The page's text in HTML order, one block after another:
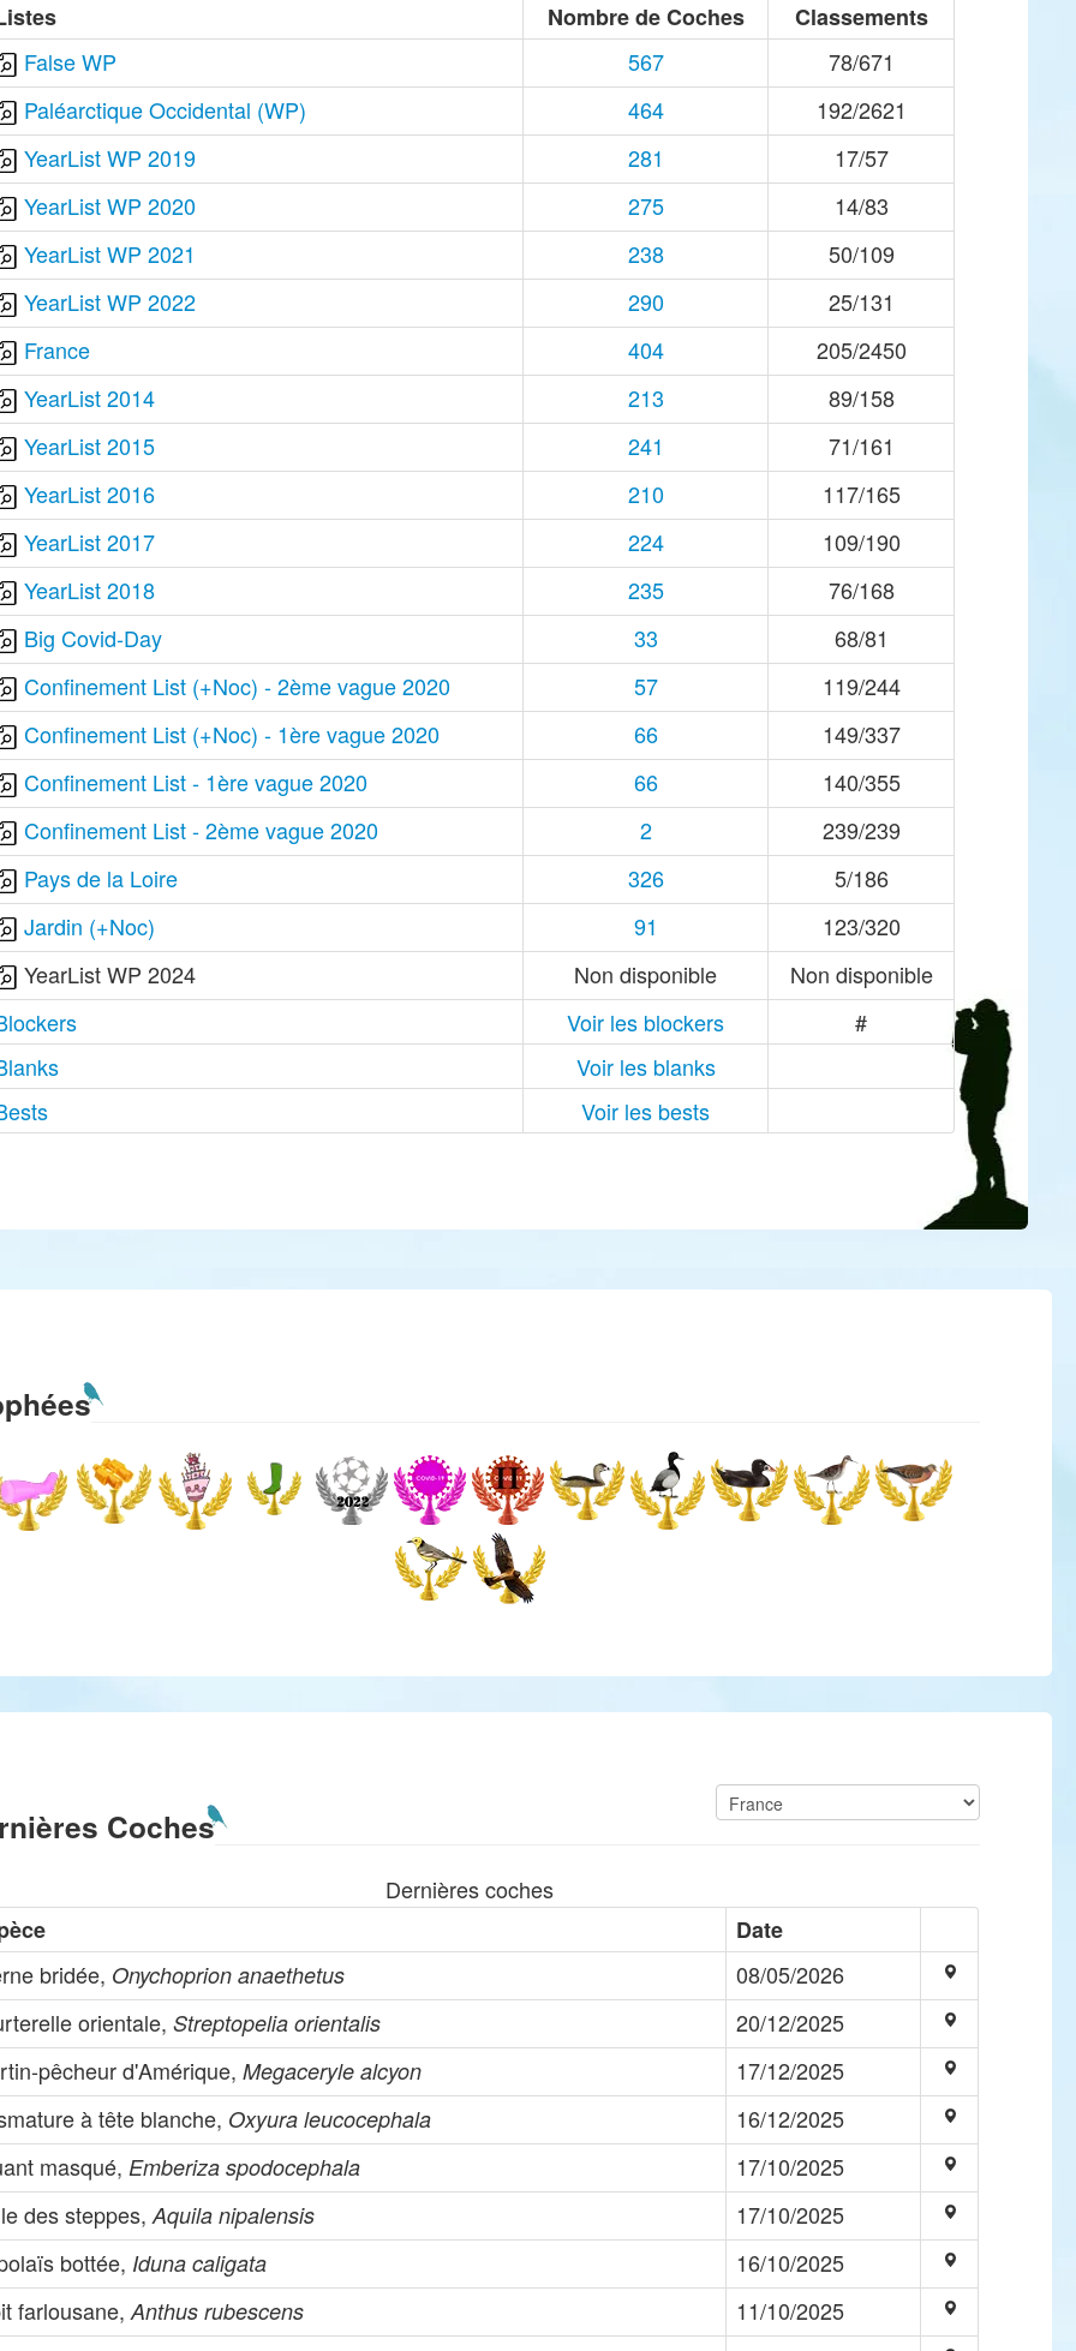
Nombre de Coches
Classements
False WP
567
78/671
Paléarctique Occidental (WP)
464
192/2621
YearList WP 2019
281
17/57
YearList WP 2020
275
14/83
YearList WP 2021
238
50/109
YearList WP 2022
290
25/131
France
404
205/2450
YearList 2014
213
89/158
YearList 2015
241
71/161
YearList 2016
210
117/165
YearList 2017
224
109/190
YearList 2018
235
76/168
Big Covid-Day
33
68/81
Confinement List (+Noc) - 2ème vague 2020
57
119/244
Confinement List (+Noc) - 1ère vague 2020
66
149/337
Confinement List - 1ère vague 2020
66
140/355
Confinement List - 2ème vague 2020
2
239/239
Pays de la Loire
326
5/186
Jardin (+Noc)
91
123/320
YearList WP 2024
Non disponible
Non disponible
Voir les blockers
#
Voir les blanks
Voir les bests
Coches
Dernières coches
Date
bridée, Onychoprion anaethetus
08/05/2026
orientale,Streptopelia orientalis
20/12/2025
pêcheur d'Amérique,Megaceryle alcyon
17/12/2025
à tête blanche, Oxyura leucocephala
16/12/2025
masqué, Emberiza spodocephala
17/10/2025
des steppes,Aquila nipalensis
17/10/2025
bottée, Iduna caligata
16/10/2025
farlousane,Anthus rubescens
11/10/2025